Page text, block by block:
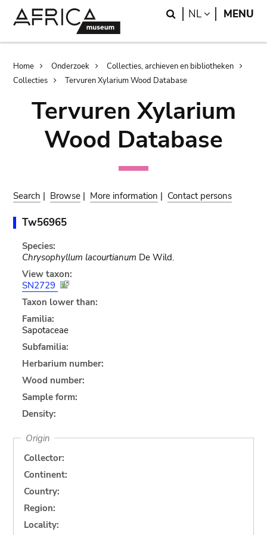
Search
NL LANGUAGE
MENU
Breadcrumb
Home Onderzoek
Collecties, archieven en bibliotheken
Collecties
Tervuren Xylarium Wood Database
Tervuren Xylarium
Wood Database
Search | Browse | More information | Contact persons
Tw56965
Species:
Chrysophyllum lacourtianum De Wild.
View taxon:
SN2729
Taxon lower than:
Familia:
Sapotaceae
Subfamilia:
Herbarium number:
Wood number:
Sample form:
Density:
Origin
Collector:
Continent:
Country:
Region:
Locality: